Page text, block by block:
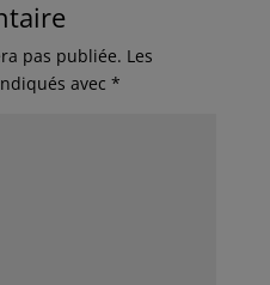
pas publiée. Les
avec *